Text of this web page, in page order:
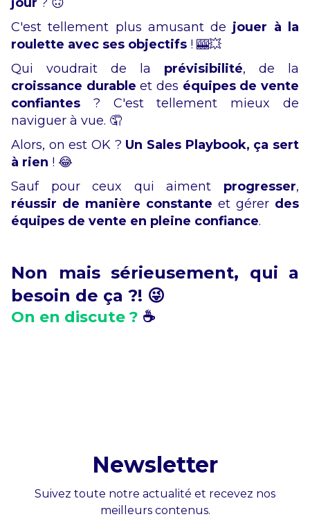
C'est tellement plus amusant de jouer à la
roulette avec ses objectifs ! 🎰💥
Qui voudrait de la prévisibilité, de la
croissance durableet des équipes de vente
confiantes ? C'est tellement mieux de
naviguer à vue. 🤦
Alors, on est OK ? Un Sales Playbook, ça sert
à rien ! 😂
Sauf pour ceux qui aiment progresser,
réussir de manière constante et gérer des
équipes de vente en pleine confiance.
Non mais sérieusement, qui a
besoin de ça ?! 😜
On en discute ? ☕️
Newsletter
Suivez toute notre actualité et recevez nos
meilleurs contenus.